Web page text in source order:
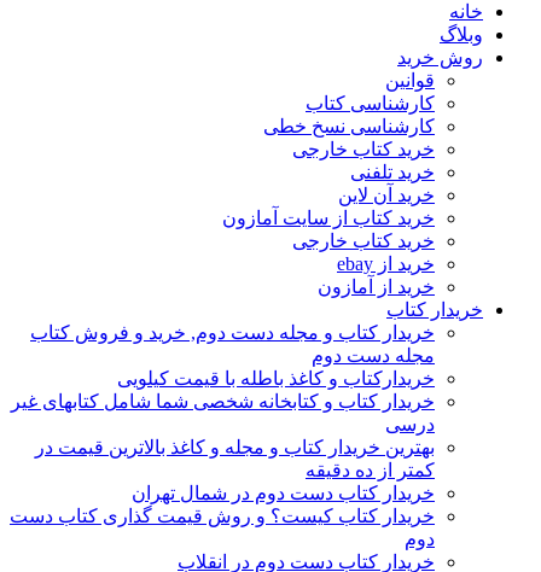
خانه
وبلاگ
روش خرید
قوانین
کارشناسی کتاب
کارشناسی نسخ خطی
خرید کتاب خارجی
خرید تلفنی
خرید آن لاین
خرید کتاب از سایت آمازون
خرید کتاب خارجی
خرید از ebay
خرید از آمازون
خریدار کتاب
خریدار کتاب و مجله دست دوم, خرید و فروش کتاب
مجله دست دوم
خریدارکتاب و کاغذ باطله با قیمت کیلویی
خریدار کتاب و کتابخانه شخصی شما شامل کتابهای غیر
درسی
بهترین خریدار کتاب و مجله و کاغذ بالاترین قیمت در
کمتر از ده دقیقه
خریدار کتاب دست دوم در شمال تهران
خریدار کتاب کیست؟ و روش قیمت گذاری کتاب دست
دوم
خریدار کتاب دست دوم در انقلاب